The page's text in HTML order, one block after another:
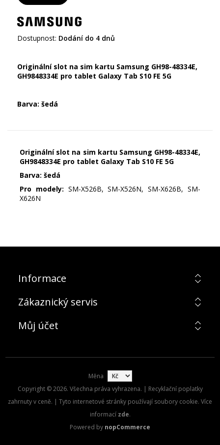
Dostupnost: Dodání do 4 dnů
Originální slot na sim kartu Samsung GH98-48334E,
GH9848334E pro tablet Galaxy Tab S10 FE 5G
Barva: šedá
Originální slot na sim kartu Samsung GH98-48334E,
GH9848334E pro tablet Galaxy Tab S10 FE 5G
Barva: šedá
Pro modely: SM-X526B, SM-X526N, SM-X626B, SM-
X626N
Informace
Zákaznický servis
Můj účet
Měna
Copyright © 2026. Všechna práva vyhrazena. | Recyklační poplatky
zahrnuty v ceně. | Tyto internetové stránky používají soubory cookie. Více
informací zde.
Powered by nopCommerce